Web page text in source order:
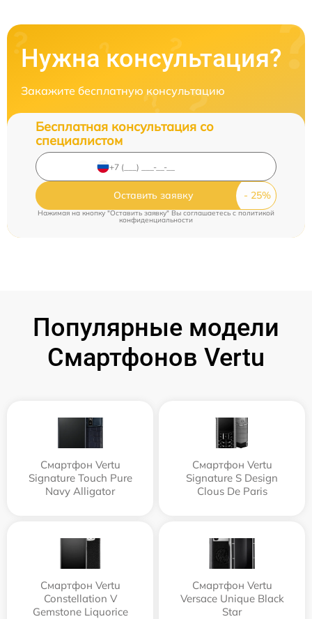
Нужна консультация?
Закажите бесплатную консультацию
Бесплатная консультация со
специалистом
Оставить заявку
Нажимая на кнопку "Оставить заявку" Вы соглашаетесь cполитикой
конфиденциальности
Популярные модели
Смартфонов Vertu
Смартфон Vertu
Signature Touch Pure
Navy Alligator
Смартфон Vertu
Signature S Design
Clous De Paris
Смартфон Vertu
Constellation V
Gemstone Liquorice
Смартфон Vertu
Versace Unique Black
Star